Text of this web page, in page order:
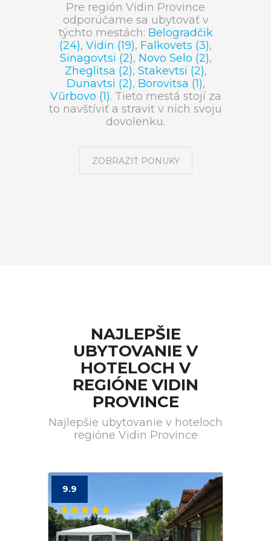
Pre región Vidin Province
odporúčame sa ubytovať v
týchto mestách: Belogradčik
(24), Vidin (19), Falkovets (3),
Sinagovtsi (2), Novo Selo (2),
Zheglitsa (2), Stakevtsi (2),
Dunavtsi (2), Borovitsa (1),
Vŭrbovo (1). Tieto mestá stojí za
to navštíviť a stravit v nich svoju
dovolenku.
ZOBRAZIŤ PONUKY
NAJLEPŠIE
UBYTOVANIE V
HOTELOCH V
REGIÓNE VIDIN
PROVINCE
Najlepšie ubytovanie v hoteloch
regióne Vidin Province
9.9